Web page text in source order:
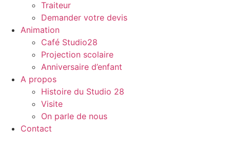
Traiteur
Demander votre devis
Animation
Café Studio28
Projection scolaire
Anniversaire d’enfant
A propos
Histoire du Studio 28
Visite
On parle de nous
Contact